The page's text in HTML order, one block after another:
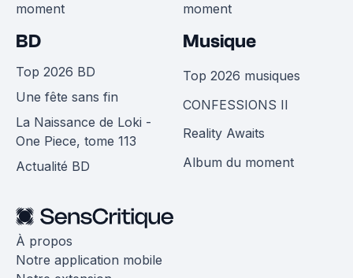
moment
moment
BD
Top 2026 BD
Une fête sans fin
La Naissance de Loki -
One Piece, tome 113
Actualité BD
Musique
Top 2026 musiques
CONFESSIONS II
Reality Awaits
Album du moment
À propos
Notre application mobile